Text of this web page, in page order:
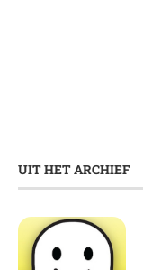
UIT HET ARCHIEF